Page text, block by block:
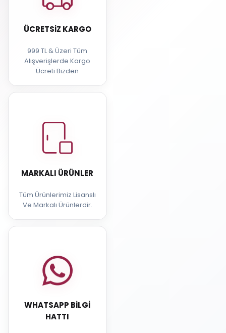
ÜCRETSIZ KARGO
999 TL & Üzeri Tüm
Alışverişlerde Kargo
Ücreti Bizden
MARKALI ÜRÜNLER
Tüm Ürünlerimiz Lisanslı
Ve Markalı Ürünlerdir.
WHATSAPP BILGI
HATTI